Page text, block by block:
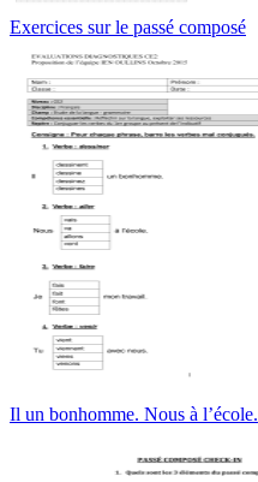
Exercices sur le passé composé
Il un bonhomme. Nous à l’école.